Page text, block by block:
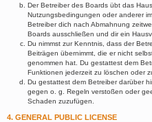
Der Betreiber des Boards übt das
Nutzungsbedingungen oder anderer
Betreiber dich nach Abmahnung
Boards ausschließen und dir ein
Du nimmst zur Kenntnis, dass der
Beiträgen übernimmt, die er nicht
genommen hat. Du gestattest dem
Funktionen jederzeit zu löschen oder
Du gestattest dem Betreiber darüber
gegen o. g. Regeln verstoßen oder
Schaden zuzufügen.
4. GENERAL PUBLIC LICENSE